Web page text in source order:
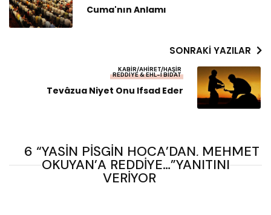
Cuma'nın Anlamı
SONRAKI YAZILAR
KABIR/AHIRET/HAŞIR
REDDIYE & EHL-I BIDAT
Tevâzua Niyet Onu Ifsad Eder
6 “YASIN PIŞGIN HOCA’DAN, MEHMET
OKUYAN’A REDDIYE…”YANITINI
VERIYOR